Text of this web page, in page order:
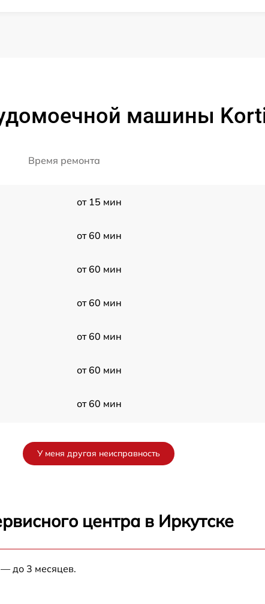
машины
Время ремонта
от 15 мин
от 60 мин
от 60 мин
от 60 мин
от 60 мин
от 60 мин
от 60 мин
У меня другая неисправность
центра в Иркутске
до 3 месяцев.